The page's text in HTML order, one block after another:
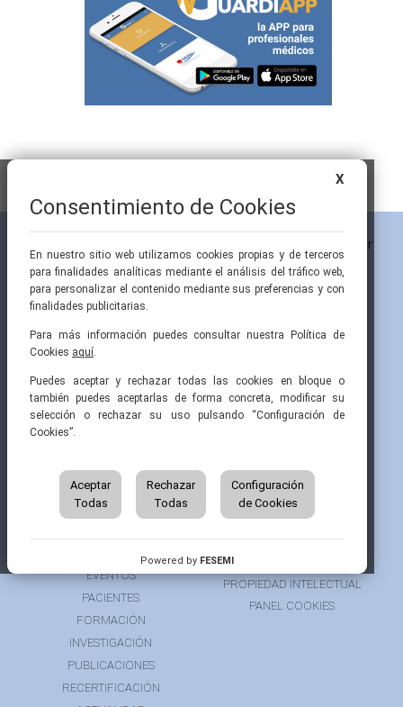
Pintor Ribera, 3
28016 Madrid
91 519 70 80
91 519 70 81
semi@fesemi.org
femi@fesemi.org
ÁREA DE SOCIO
GRUPOS DE TRABAJO
EVENTOS
PACIENTES
FORMACIÓN
INVESTIGACIÓN
PUBLICACIONES
RECERTIFICACIÓN
AVISO LEGAL
AVISO PARA PACIENTES
FINANCIACIÓN
POLÍTICA DE COOKIES
PROPIEDAD INTELECTUAL
PANEL COOKIES
X
Consentimiento de Cookies
En nuestro sitio web utilizamos cookies propias y de terceros
para finalidades analíticas mediante el análisis del tráfico web,
para personalizar el contenido mediante sus preferencias y con
finalidades publicitarias.
Para más información puedes consultar nuestra Política de
Cookies aquí.
Puedes aceptar y rechazar todas las cookies en bloque o
también puedes aceptarlas de forma concreta, modificar su
selección o rechazar su uso pulsando “Configuración de
Cookies”.
Aceptar
Todas
Rechazar
Todas
Configuración
de Cookies
Powered by FESEMI